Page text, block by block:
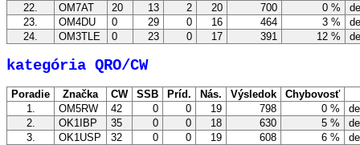
22.
OM7AT 20 13 2 20 700 0 %
23.
OM4DU 0 29 0 16 464 3 %
24.
OM3TLE 0 23 0 17 391 12 %
kategória QRO/CW
Poradie Značka CW SSB Príd. Nás. Výsledok
Chybovosť
1.
OM5RW 42 0 0 19 798 0 %
2.
OK1IBP 35 0 0 18 630 5 %
3.
OK1USP 32 0 0 19 608 6 %